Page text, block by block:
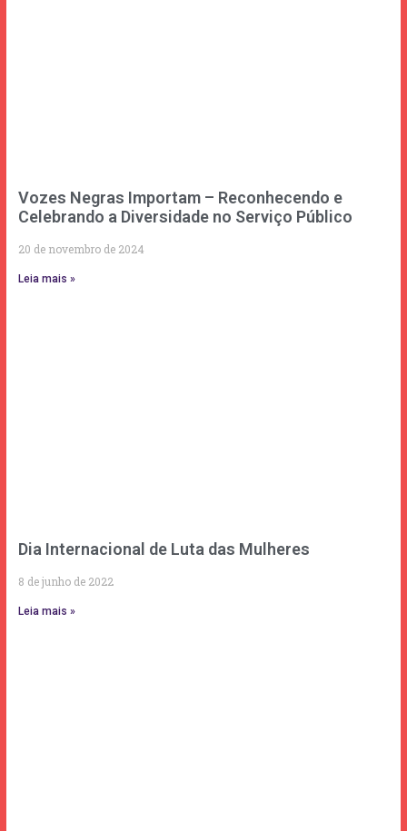
Vozes Negras Importam – Reconhecendo e
Celebrando a Diversidade no Serviço Público
20 de novembro de 2024
Leia mais »
Dia Internacional de Luta das Mulheres
8 de junho de 2022
Leia mais »